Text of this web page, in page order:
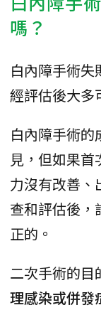
嗎？
白內障手術失
經評估後大多
白內障手術
見，但如果
力沒有改善、
查和評估後，
正的。
二次手術的目
理感染或併發